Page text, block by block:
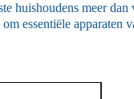
huishoudens meer
essentiële